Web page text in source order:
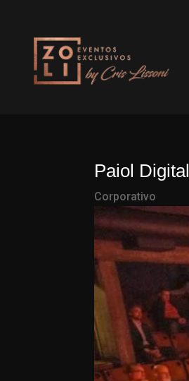
Paiol Digital
Corporativo